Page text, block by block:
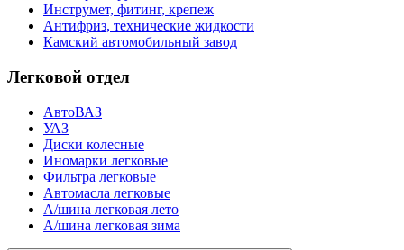
Инструмет, фитинг, крепеж
Антифриз, технические жидкости
Камский автомобильный завод
Легковой отдел
АвтоВАЗ
УАЗ
Диски колесные
Иномарки легковые
Фильтра легковые
Автомасла легковые
А/шина легковая лето
А/шина легковая зима